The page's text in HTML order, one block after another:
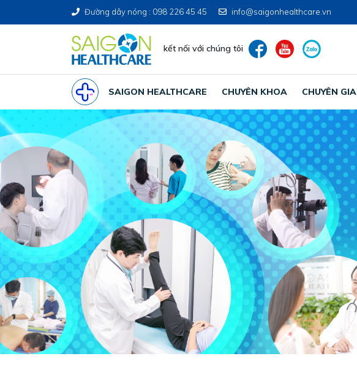
Đường dây nóng : 098 226 45 45 info@saigonhealthcare.vn
kết nối với chúng tôi
SAIGON HEALTHCARE CHUYÊN KHOA CHUYÊN